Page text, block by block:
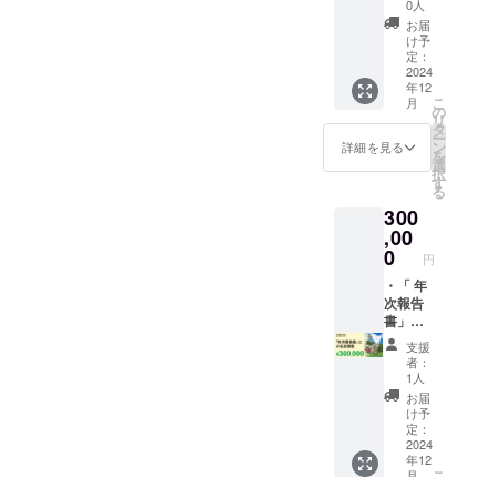
ます。
※純粋無
垢、無
塗装の
木材を
活用し
製作し
ため、
木の色
目、多
少の反
り・
節・ヤ
ニは個
性と捉
えて頂
ければ
幸いで
す。
くろ
う！日
本から
世界
へ』藤
原書
店 1冊
メール ️
年次報
（メー
ル）※1 ️
寄付受
領書
※2 ※1）
2024年
12月末
までに
メール
で差し
上げま
す。
※2）寄
付の受
領日：
礼の
メール ️
年次報
告書送
（メー
ル）※1 ️
寄付受
※2 ※1）
12月末
までに
メール
で差し
上げま
す。
※2）寄
付の受
領日：
CAMPF
IREから
実行者
に入金
された
日とな
IREから
実行者
に入金
された
日とな
りま
す。／
受領書
の発送
日：
9月頃を
予定し
ていま
す。お
届けま
でお時
間をい
ただき
ますが
予めご
了承願
いま
す。 ※
こちら
のリ
にお名
前掲載
（希望
者の
み） ※
掲載す
るお名
前を必
ず「備
考欄」
してく
ださ
い。掲
載不要
な方は
備考欄
に「匿
名希
望」と
記入し
てくだ
さい。
HP掲載
https://
0人
お届
け予
定：
2024
年12
月
詳細を見る
こ
の
リ
タ
ー
ン
を
選
択
す
る
300
,00
0 円
・「 年
次報告
書」に
お名前
掲載。 ️
年間1万
部を配
布する
「2024
年次報
告書」
支援
者：
1人
お届
け予
定：
2024
年12